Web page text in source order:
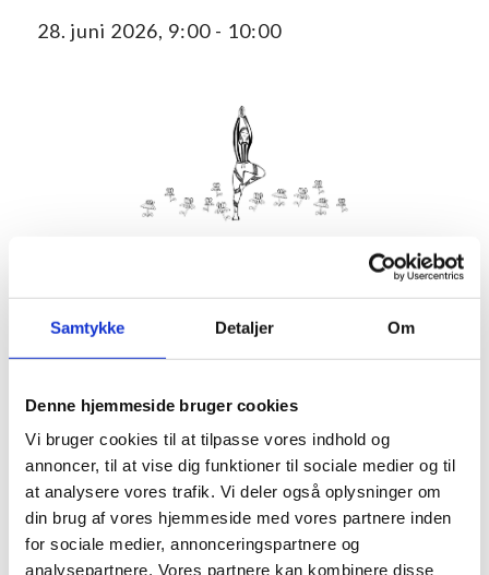
Samtykke Detaljer Om
Denne hjemmeside bruger cookies
Vi bruger cookies til at tilpasse vores indhold og
annoncer, til at vise dig funktioner til sociale medier og til
at analysere vores trafik. Vi deler også oplysninger om
din brug af vores hjemmeside med vores partnere inden
for sociale medier, annonceringspartnere og
analysepartnere. Vores partnere kan kombinere disse
28. juni 2026, 9:00- 10:00
Kom med morgenhår og tag din nabo eller bedste ven under
Husk din yogamåtte.
Hvis det er dårligt vejr, er vi indendørs på Villa Strand eller
Hornbækhus.
Info
Tilmelding